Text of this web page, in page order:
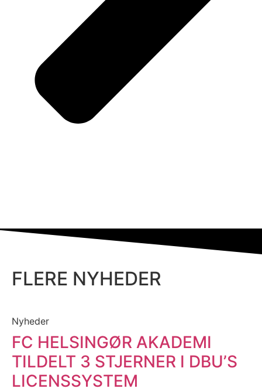
FLERE NYHEDER
Nyheder
FC HELSINGØR AKADEMI
TILDELT 3 STJERNER I DBU’S
LICENSSYSTEM